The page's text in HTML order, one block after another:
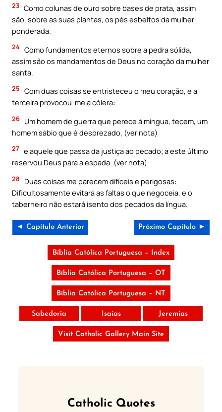
23 Como colunas de ouro sobre bases de prata, assim
são, sobre as suas plantas, os pés esbeltos da mulher
ponderada.
24 Como fundamentos eternos sobre a pedra sólida,
assim são os mandamentos de Deus no coração da mulher
santa.
25 Com duas coisas se entristeceu o meu coração, e a
terceira provocou-me a cólera:
26 Um homem de guerra que perece à míngua, tecem, um
homem sábio que é desprezado, (ver nota)
27 e aquele que passa da justiça ao pecado; a este último
reservou Deus para a espada. (ver nota)
28
Duas coisas me parecem difíceis e perigosas:
Dificultosamente evitará as faltas o que negoceia, e o
taberneiro não estará isento dos pecados da língua.
◄ Capítulo Anterior Próximo Capítulo ►
Bíblia Católica Portuguesa – Index
Bíblia Católica Portuguesa – OT
Bíblia Católica Portuguesa – NT
Sabedoria Isaías Jeremias
Visit Catholic Gallery Main Site
Catholic Quotes